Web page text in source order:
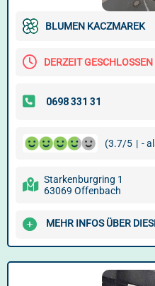
BLUMEN KACZMAREK
DERZEIT GESCHLOSSEN
(3.7/5 | -
Starkenburgring 1
63069 Offenbach
MEHR INFOS ÜBER